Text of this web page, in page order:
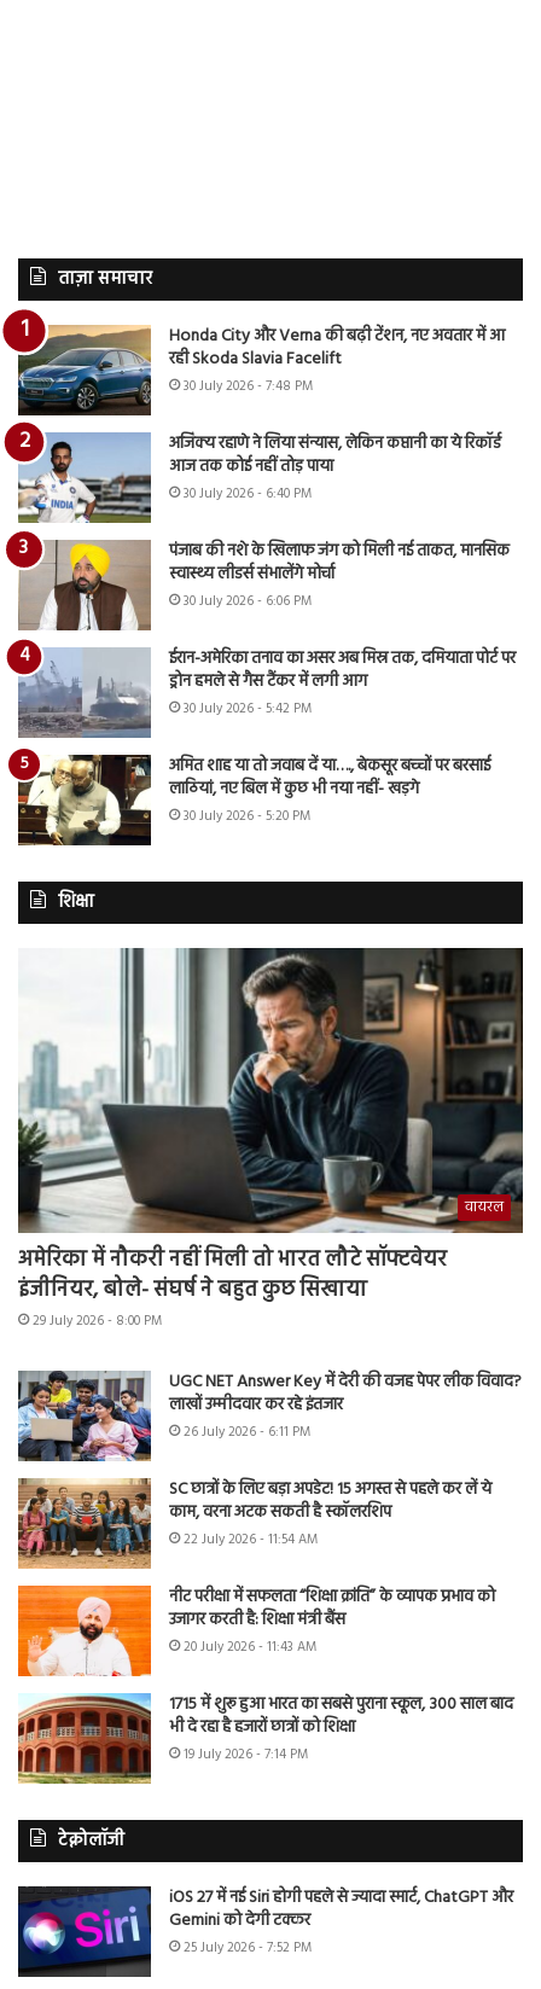
ताज़ा समाचार
Honda City और Verna की बढ़ी टेंशन, नए अवतार में आ
रही Skoda Slavia Facelift
30 July 2026 - 7:48 PM
अजिंक्य रहाणे ने लिया संन्यास, लेकिन कप्तानी का ये रिकॉर्ड
आज तक कोई नहीं तोड़ पाया
30 July 2026 - 6:40 PM
पंजाब की नशे के खिलाफ जंग को मिली नई ताकत, मानसिक
स्वास्थ्य लीडर्स संभालेंगे मोर्चा
30 July 2026 - 6:06 PM
ईरान-अमेरिका तनाव का असर अब मिस्र तक, दमियाता पोर्ट पर
ड्रोन हमले से गैस टैंकर में लगी आग
30 July 2026 - 5:42 PM
अमित शाह या तो जवाब दें या…., बेकसूर बच्चों पर बरसाई
लाठियां, नए बिल में कुछ भी नया नहीं- खड़गे
30 July 2026 - 5:20 PM
शिक्षा
वायरल
अमेरिका में नौकरी नहीं मिली तो भारत लौटे सॉफ्टवेयर
इंजीनियर, बोले- संघर्ष ने बहुत कुछ सिखाया
29 July 2026 - 8:00 PM
UGC NET Answer Key में देरी की वजह पेपर लीक विवाद?
लाखों उम्मीदवार कर रहे इंतजार
26 July 2026 - 6:11 PM
SC छात्रों के लिए बड़ा अपडेट! 15 अगस्त से पहले कर लें ये
काम, वरना अटक सकती है स्कॉलरशिप
22 July 2026 - 11:54 AM
नीट परीक्षा में सफलता “शिक्षा क्रांति” के व्यापक प्रभाव को
उजागर करती है: शिक्षा मंत्री बैंस
20 July 2026 - 11:43 AM
1715 में शुरू हुआ भारत का सबसे पुराना स्कूल, 300 साल बाद
भी दे रहा है हजारों छात्रों को शिक्षा
19 July 2026 - 7:14 PM
टेक्नोलॉजी
iOS 27 में नई Siri होगी पहले से ज्यादा स्मार्ट, ChatGPT और
Gemini को देगी टक्कर
25 July 2026 - 7:52 PM